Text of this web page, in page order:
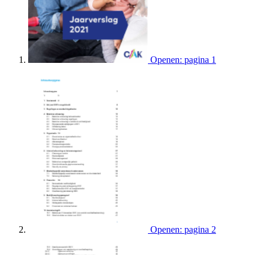
Openen: pagina 1
Openen: pagina 2